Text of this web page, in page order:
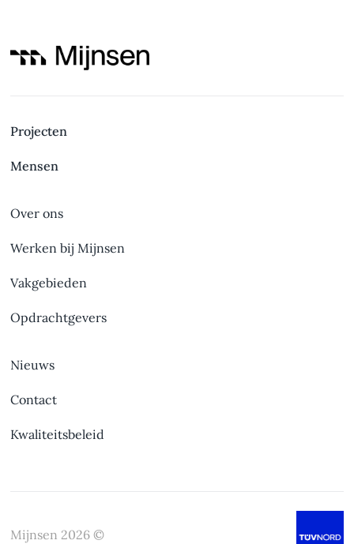
Projecten
Mensen
Over ons
Werken bij Mijnsen
Vakgebieden
Opdrachtgevers
Nieuws
Contact
Kwaliteitsbeleid
Mijnsen 2026 ©